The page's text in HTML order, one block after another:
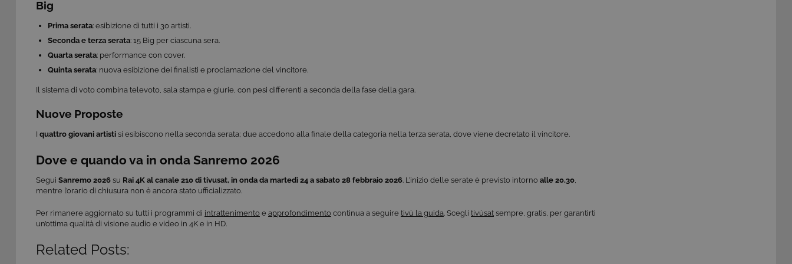
Big
Prima serata: esibizione di tutti i 30 artisti.
Seconda e terza serata: 15 Big per ciascuna sera.
Quarta serata: performance con cover.
Quinta serata: nuova esibizione dei finalisti e proclamazione del vincitore.
Il sistema di voto combina televoto, sala stampa e giurie, con pesi differenti a seconda della fase della gara.
Nuove Proposte
I quattro giovani artisti si esibiscono nella seconda serata; due accedono alla finale della categoria nella terza serata, dove viene decretato il vincitore.
Dove e quando va in onda Sanremo 2026
Segui Sanremo 2026 su Rai 4K al canale 210 di tivusat, in onda da martedì 24 a sabato 28 febbraio 2026. L’inizio delle serate è previsto intorno alle 20.30,
mentre l’orario di chiusura non è ancora stato ufficializzato.
Per rimanere aggiornato su tutti i programmi di intrattenimento e approfondimento continua a seguire tivù la guida. Scegli tivùsat sempre, gratis, per garantirti
un’ottima qualità di visione audio e video in 4K e in HD.
Related Posts:
_gid
LLC
_ga
Google
2 anni
Questo nome di cookie è associato a Google Universal Analytics, che è un aggiornamento
impostazione predefinita, è impostato per scadere dopo 2 anni, sebbene sia